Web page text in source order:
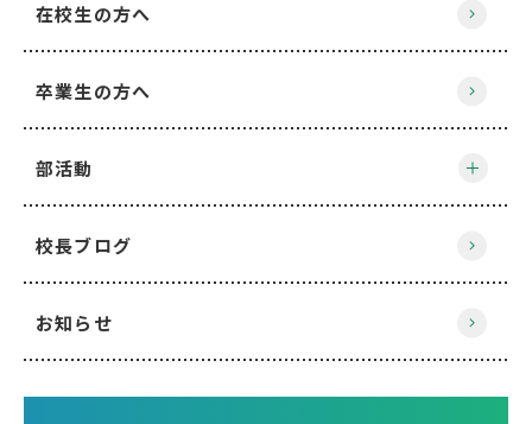
在校生の方へ
卒業生の方へ
部活動
校長ブログ
お知らせ